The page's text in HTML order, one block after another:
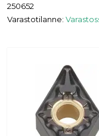
250652
Varastotilanne: